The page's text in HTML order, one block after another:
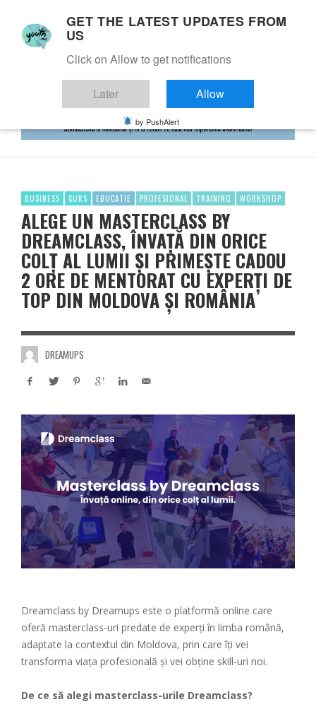
BUSINESS CURS EDUCATIE PROFESIONAL TRAINING WORKSHOP
ALEGE UN MASTERCLASS BY
DREAMCLASS, ÎNVAȚĂ DIN ORICE
COLȚ AL LUMII ȘI PRIMEȘTE CADOU
2 ORE DE MENTORAT CU EXPERȚI DE
TOP DIN MOLDOVA ȘI ROMÂNIA
DREAMUPS
Dreamclass by Dreamups este o platformă online care
oferă masterclass-uri predate de experți în limba română,
adaptate la contextul din Moldova, prin care îți vei
transforma viața profesională și vei obține skill-uri noi.
De ce să alegi masterclass-urile Dreamclass?
GET THE LATEST UPDATES FROM
US
Click on Allow to get notifications
Later Allow
by PushAlert